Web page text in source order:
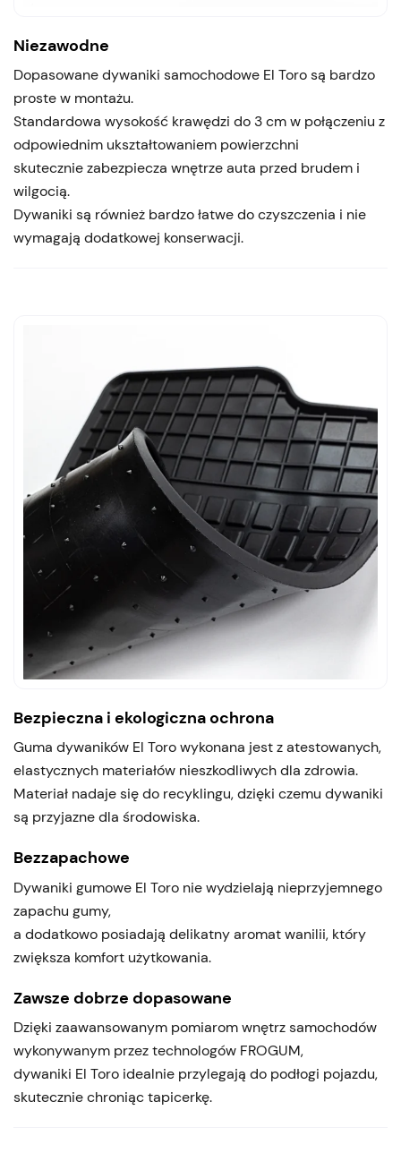
Niezawodne
Dopasowane dywaniki samochodowe El Toro są bardzo
proste w montażu.
Standardowa wysokość krawędzi do 3 cm w połączeniu z
odpowiednim ukształtowaniem powierzchni
skutecznie zabezpiecza wnętrze auta przed brudem i
wilgocią.
Dywaniki są również bardzo łatwe do czyszczenia i nie
wymagają dodatkowej konserwacji.
Bezpieczna i ekologiczna ochrona
Guma dywaników El Toro wykonana jest z atestowanych,
elastycznych materiałów nieszkodliwych dla zdrowia.
Materiał nadaje się do recyklingu, dzięki czemu dywaniki
są przyjazne dla środowiska.
Bezzapachowe
Dywaniki gumowe El Toro nie wydzielają nieprzyjemnego
zapachu gumy,
a dodatkowo posiadają delikatny aromat wanilii, który
zwiększa komfort użytkowania.
Zawsze dobrze dopasowane
Dzięki zaawansowanym pomiarom wnętrz samochodów
wykonywanym przez technologów FROGUM,
dywaniki El Toro idealnie przylegają do podłogi pojazdu,
skutecznie chroniąc tapicerkę.